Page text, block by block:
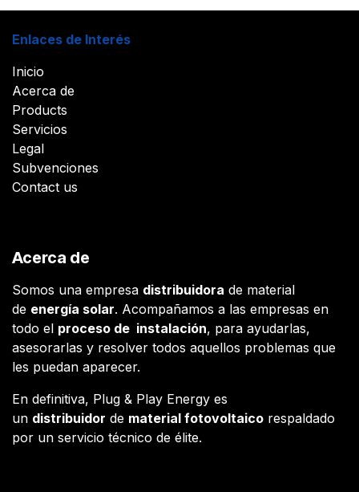
Enlaces de Interés
Inicio
Acerca de
Products
Servicios
Legal
Subvenciones
Contact us
Acerca de
Somos una empresa distribuidora de material
de energía solar. Acompañamos a las empresas en
todo el proceso de instalación, para ayudarlas,
asesorarlas y resolver todos aquellos problemas que
les puedan aparecer.
En definitiva, Plug & Play Energy es
un distribuidor de material fotovoltaico respaldado
por un servicio técnico de élite.